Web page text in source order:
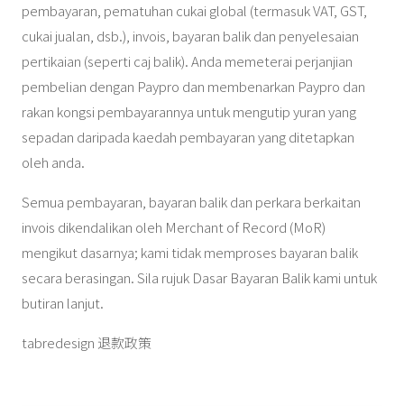
pembayaran, pematuhan cukai global (termasuk VAT, GST,
cukai jualan, dsb.), invois, bayaran balik dan penyelesaian
pertikaian (seperti caj balik). Anda memeterai perjanjian
pembelian dengan Paypro dan membenarkan Paypro dan
rakan kongsi pembayarannya untuk mengutip yuran yang
sepadan daripada kaedah pembayaran yang ditetapkan
oleh anda.
Semua pembayaran, bayaran balik dan perkara berkaitan
invois dikendalikan oleh Merchant of Record (MoR)
mengikut dasarnya; kami tidak memproses bayaran balik
secara berasingan. Sila rujuk Dasar Bayaran Balik kami untuk
butiran lanjut.
tabredesign 退款政策